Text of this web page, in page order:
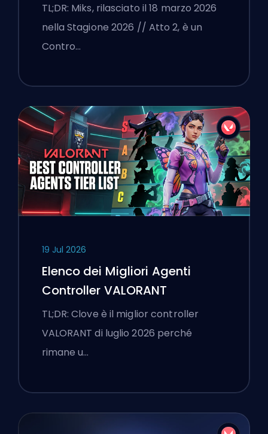
TL;DR: Miks, rilasciato il 18 marzo 2026
nella Stagione 2026 // Atto 2, è un
Contro…
19 Jul 2026
Elenco dei Migliori Agenti
Controller VALORANT
TL;DR: Clove è il miglior controller
VALORANT di luglio 2026 perché
rimane u…